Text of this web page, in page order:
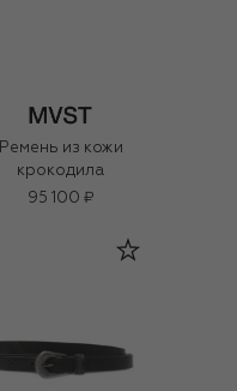
Ремень из кожи
крокодила
95 100 ₽